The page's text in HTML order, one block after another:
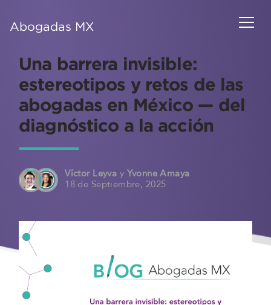
Abogadas MX
Una barrera invisible:
estereotipos y retos de las
abogadas en México — del
diagnóstico a la acción
Víctor Leyva y Yvonne Amaya
18 de Septiembre, 2025